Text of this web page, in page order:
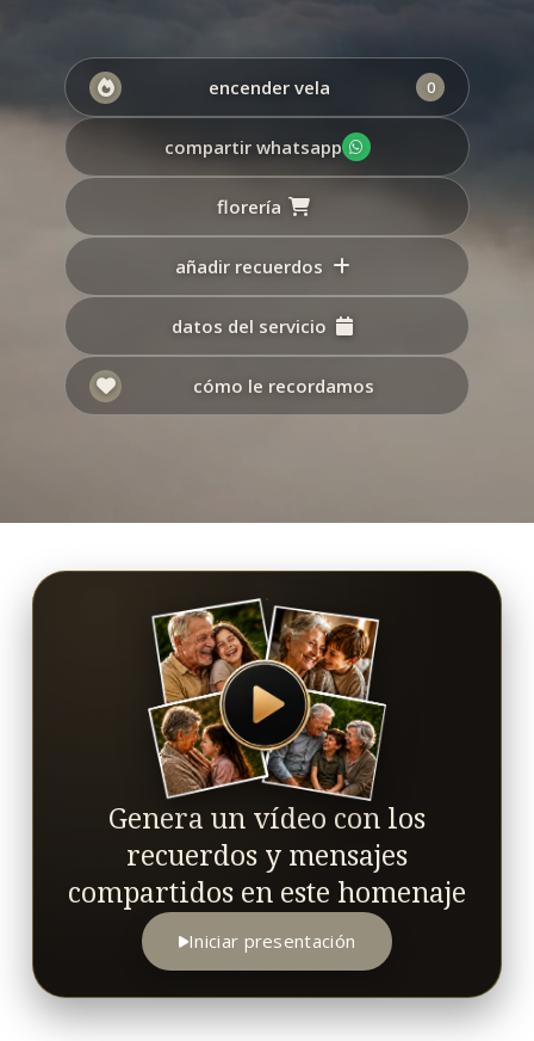
encender vela 0
compartir whatsapp
florería
añadir recuerdos
datos del servicio
cómo le recordamos
Genera un vídeo con los
recuerdos y mensajes
compartidos en este homenaje
Iniciar presentación